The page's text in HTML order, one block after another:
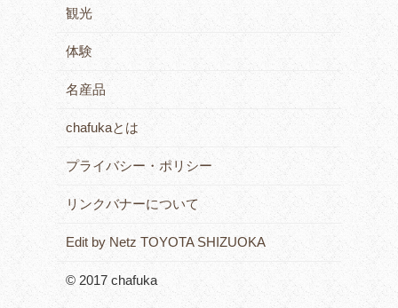
観光
体験
名産品
chafukaとは
プライバシー・ポリシー
リンクバナーについて
Edit by Netz TOYOTA SHIZUOKA
© 2017 chafuka